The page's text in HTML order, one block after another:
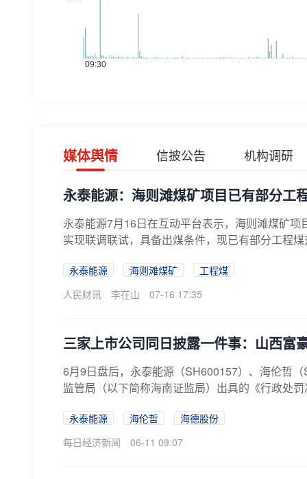
媒体舆情 信披公告 机构调研
永泰能源：海则滩煤矿项目已有部分工
永泰能源7月16日在互动平台表示，海则滩煤矿
实现联调联试，具备出煤条件，现已有部分工程
永泰能源 海则滩煤矿
工程煤
人民财讯
李在山 07-16 17:35
三家上市公司同日披露一件事：山西富
6月9日盘后，永泰能源（SH600157）、海伦哲
监管局（以下简称海南证监局）出具的《行政处
永泰能源 海伦哲
海德股份
每日经济新闻
06-11 09:07